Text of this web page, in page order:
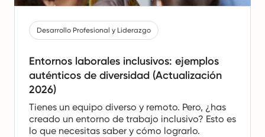
Desarrollo Profesional y Liderazgo
Entornos laborales inclusivos: ejemplos
auténticos de diversidad (Actualización
2026)
Tienes un equipo diverso y remoto. Pero, ¿has
creado un entorno de trabajo inclusivo? Esto es
lo que necesitas saber y cómo lograrlo.